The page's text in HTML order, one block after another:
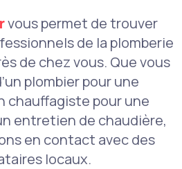
vous permet de trouver
de la plomberie
de chez vous. Que vous
plombier pour une
chauffagiste pour une
entretien de chaudière,
en contact avec des
locaux.